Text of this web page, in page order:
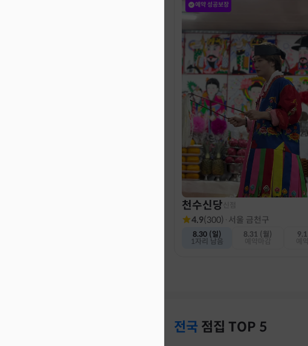
예약 성공보장
천수신당
4.9(300) · 서울 금천구
8.30 (일)
1자리 남음
8.31 (월)
전국 점집 TOP 5